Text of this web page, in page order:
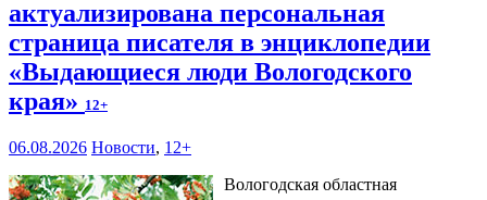
актуализирована персональная
страница писателя в энциклопедии
«Выдающиеся люди Вологодского
края» 12+
06.08.2026 Новости, 12+
Вологодская областная